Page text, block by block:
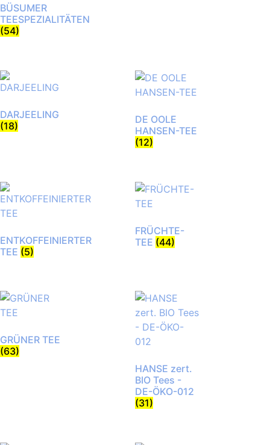
BÜSUMER
TEESPEZIALITÄTEN
(54)
DARJEELING
(18)
DE OOLE
HANSEN-TEE
(12)
ENTKOFFEINIERTER
TEE (5)
FRÜCHTE-
TEE (44)
GRÜNER TEE
(63)
HANSE zert.
BIO Tees -
DE-ÖKO-012
(31)